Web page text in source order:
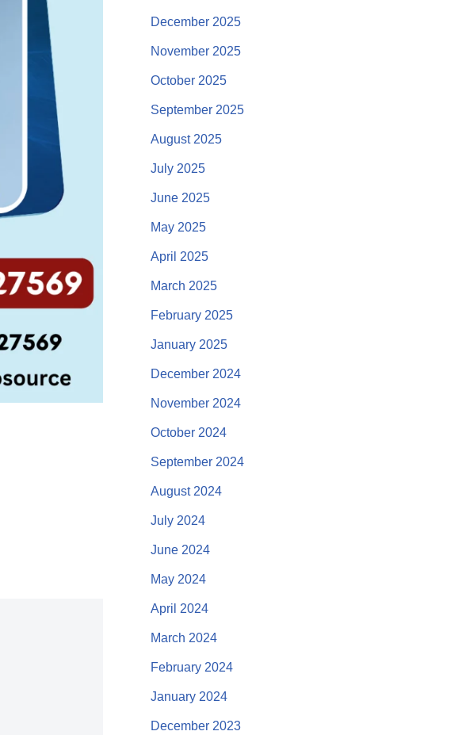
December 2025
November 2025
October 2025
September 2025
August 2025
July 2025
June 2025
May 2025
April 2025
March 2025
February 2025
January 2025
December 2024
November 2024
October 2024
September 2024
August 2024
July 2024
June 2024
May 2024
April 2024
March 2024
February 2024
January 2024
December 2023